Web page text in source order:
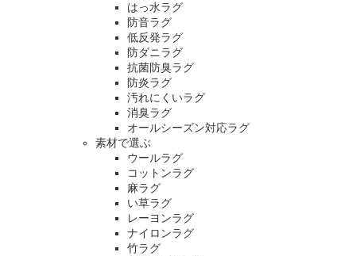
はっ水ラグ
防音ラグ
低反発ラグ
防ダニラグ
抗菌防臭ラグ
防炎ラグ
汚れにくいラグ
消臭ラグ
オールシーズン対応ラグ
素材で選ぶ
ウールラグ
コットンラグ
麻ラグ
い草ラグ
レーヨンラグ
ナイロンラグ
竹ラグ